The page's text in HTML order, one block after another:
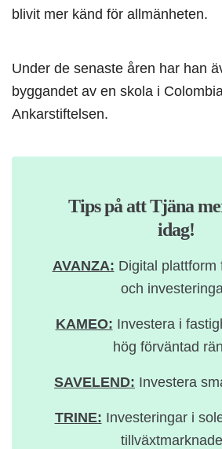
blivit mer känd för allmänheten.
Under de senaste åren har han
byggandet av en skola i
Ankarstiftelsen.
Tips på att Tjäna
idag!
AVANZA: Digital plattform
och
KAMEO: Investera i
hög förväntad
SAVELEND: Investera
TRINE: Investeringar i